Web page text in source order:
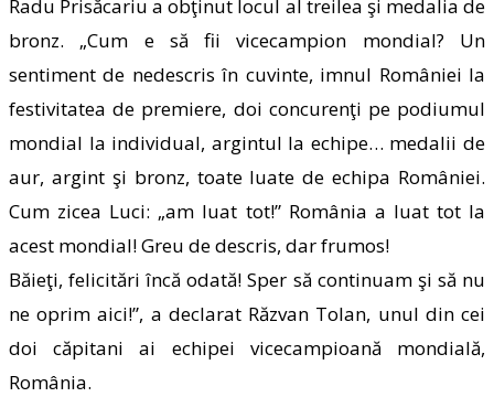
Radu Prisăcariu a obţinut locul al treilea şi medalia de
bronz. „Cum e să fii vicecampion mondial? Un
sentiment de nedescris în cuvinte, imnul României la
festivitatea de premiere, doi concurenţi pe podiumul
mondial la individual, argintul la echipe… medalii de
aur, argint şi bronz, toate luate de echipa României.
Cum zicea Luci: „am luat tot!” România a luat tot la
acest mondial! Greu de descris, dar frumos!
Băieţi, felicitări încă odată! Sper să continuam şi să nu
ne oprim aici!”, a declarat Răzvan Tolan, unul din cei
doi căpitani ai echipei vicecampioană mondială,
România.